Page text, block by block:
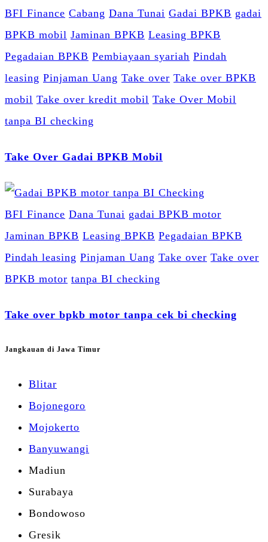
BFI Finance Cabang Dana Tunai Gadai BPKB gadai
BPKB mobil Jaminan BPKB Leasing BPKB
Pegadaian BPKB Pembiayaan syariah Pindah
leasing Pinjaman Uang Take over Take over BPKB
mobil Take over kredit mobil Take Over Mobil
tanpa BI checking
Take Over Gadai BPKB Mobil
BFI Finance Dana Tunai gadai BPKB motor
Jaminan BPKB Leasing BPKB Pegadaian BPKB
Pindah leasing Pinjaman Uang Take over Take over
BPKB motor tanpa BI checking
Take over bpkb motor tanpa cek bi checking
Jangkauan di Jawa Timur
Blitar
Bojonegoro
Mojokerto
Banyuwangi
Madiun
Surabaya
Bondowoso
Gresik